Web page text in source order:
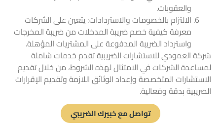
والعقوبات.
الالتزام بالخصومات والاستردادات: يتعين على الشركات
معرفة كيفية خصم ضريبة المدخلات من ضريبة المخرجات
واسترداد الضريبة المدفوعة على المشتريات المؤهلة.
شركة العمودي للاستشارات الضريبية تقدم خدمات شاملة
لمساعدة الشركات في الامتثال لهذه الشروط، من خلال تقديم
الاستشارات المتخصصة وإعداد الوثائق اللازمة وتقديم الإقرارات
الضريبية بدقة وفعالية.
تواصل مع خبيرك الضريبي